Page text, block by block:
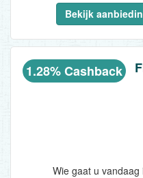
Bekijk
1.28% Cashback
Wie gaat u